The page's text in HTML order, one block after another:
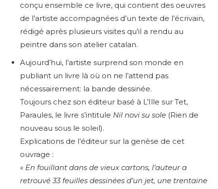
conçu ensemble ce livre, qui contient des oeuvres
de l’artiste accompagnées d’un texte de l’écrivain,
rédigé après plusieurs visites qu’il a rendu au
peintre dans son atelier catalan.
Aujourd’hui, l’artiste surprend son monde en
publiant un livre là où on ne l’attend pas
nécessairement: la bande dessinée.
Toujours chez son éditeur basé à L’Ille sur Tet,
Paraules, le livre s’intitule Nil novi su sole (Rien de
nouveau sous le soleil).
Explications de l’éditeur sur la genèse de cet
ouvrage :
« En fouillant dans de vieux cartons, l’auteur a
retrouvé 33 feuilles dessinées d’un jet, une trentaine